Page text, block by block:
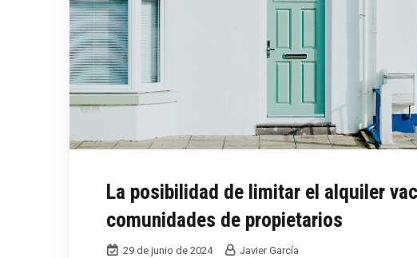
La posibilidad de limitar el alquiler
comunidades de propietarios
29 de junio de 2024 Javier García